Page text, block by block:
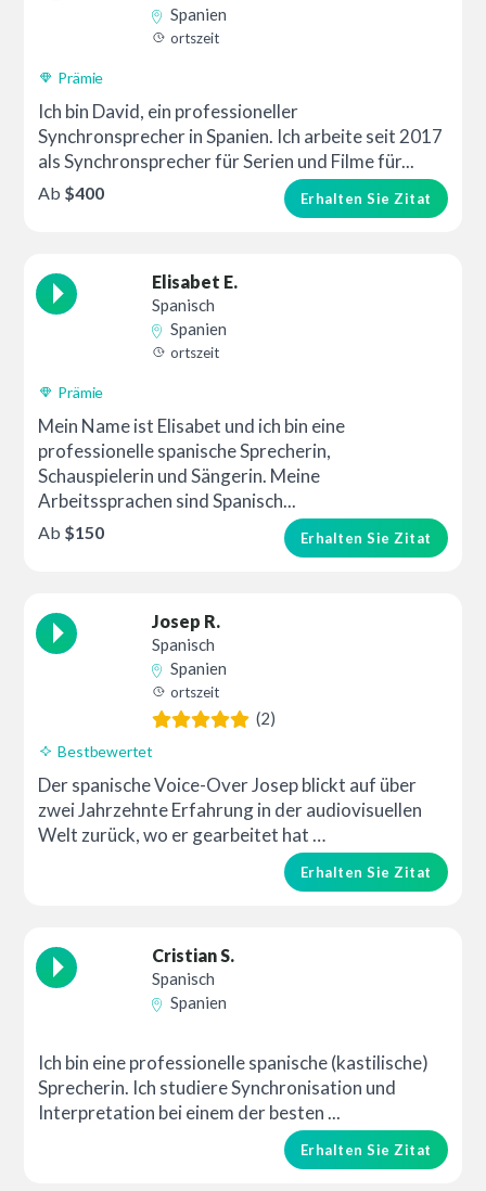
Spanien
ortszeit
Prämie
Ich bin David, ein professioneller
Synchronsprecher in Spanien. Ich arbeite seit 2017
als Synchronsprecher für Serien und Filme für...
Erhalten Sie Zitat
Ab $400
Elisabet E.
Spanisch
Spanien
ortszeit
Prämie
Mein Name ist Elisabet und ich bin eine
professionelle spanische Sprecherin,
Schauspielerin und Sängerin. Meine
Arbeitssprachen sind Spanisch...
Erhalten Sie Zitat
Ab $150
Josep R.
Spanisch
Spanien
ortszeit
(2)
Bestbewertet
Der spanische Voice-Over Josep blickt auf über
zwei Jahrzehnte Erfahrung in der audiovisuellen
Welt zurück, wo er gearbeitet hat …
Erhalten Sie Zitat
Cristian S.
Spanisch
Spanien
Ich bin eine professionelle spanische (kastilische)
Sprecherin. Ich studiere Synchronisation und
Interpretation bei einem der besten ...
Erhalten Sie Zitat